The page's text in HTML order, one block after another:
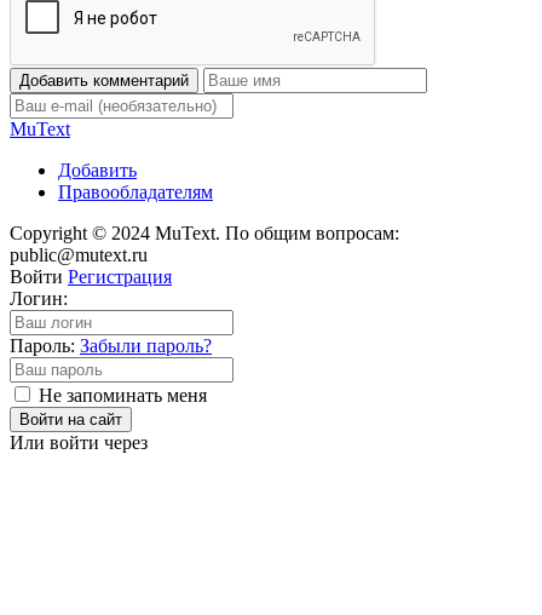
Добавить комментарий
MuText
Добавить
Правообладателям
Copyright © 2024 MuText. По общим вопросам:
public@mutext.ru
Войти Регистрация
Логин:
Пароль: Забыли пароль?
Не запоминать меня
Войти на сайт
Или войти через